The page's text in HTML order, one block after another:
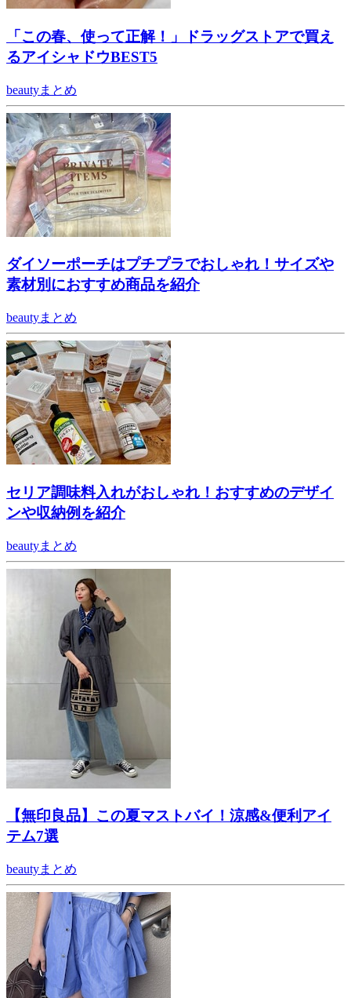
「この春、使って正解！」ドラッグストアで買え
るアイシャドウBEST5
beautyまとめ
ダイソーポーチはプチプラでおしゃれ！サイズや
素材別におすすめ商品を紹介
beautyまとめ
セリア調味料入れがおしゃれ！おすすめのデザイ
ンや収納例を紹介
beautyまとめ
【無印良品】この夏マストバイ！涼感&便利アイ
テム7選
beautyまとめ